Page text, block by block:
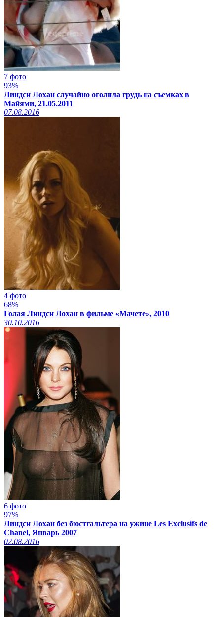
7 фото
93%
Линдси Лохан случайно оголила грудь на съемках в
Майями, 21.05.2011
07.08.2016
4 фото
68%
Голая Линдси Лохан в фильме «Мачете», 2010
30.10.2016
6 фото
97%
Линдси Лохан без бюстгальтера на ужине Les Exclusifs de
Chanel, Январь 2007
02.08.2016